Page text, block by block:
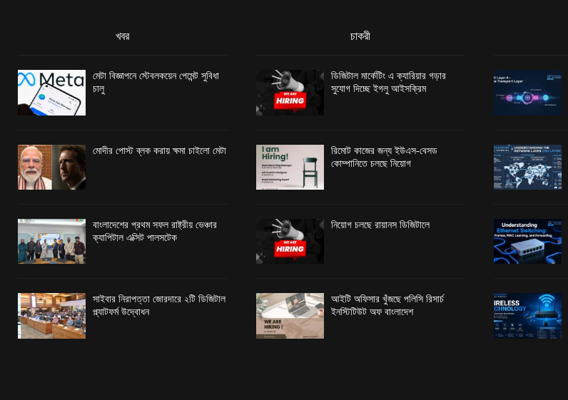
খবর
মেটা বিজ্ঞাপনে স্টেবলকয়েন পেমেন্ট সুবিধা
চালু
মোদীর পোস্ট ব্লক করায় ক্ষমা চাইলো মেটা
বাংলাদেশের প্রথম সফল রাষ্ট্রীয় ভেঞ্চার
ক্যাপিটাল এক্সিট পালসটেক
সাইবার নিরাপত্তা জোরদারে ২টি ডিজিটাল
প্ল্যাটফর্ম উদ্বোধন
চাকরী
ডিজিটাল মার্কেটিং এ ক্যারিয়ার গড়ার
সুযোগ দিচ্ছে ইগলু আইসক্রিম
রিমোট কাজের জন্য ইউএস-বেসড
কোম্পানিতে চলছে নিয়োগ
নিয়োগ চলছে রায়ানস ডিজিটালে
আইটি অফিসার খুঁজছে পলিসি রিসার্চ
ইনস্টিটিউট অফ বাংলাদেশ